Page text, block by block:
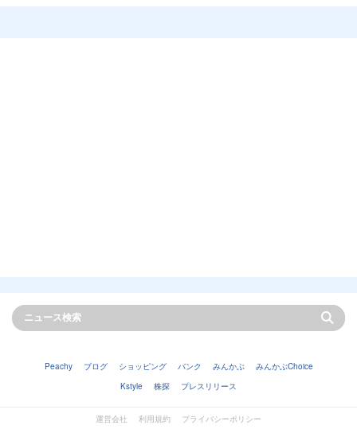
Peachy ブログ ショッピング バンク みんかぶ
みんかぶChoice
Kstyle
株探 プレスリリース
運営会社 利用規約
プライバシーポリシー